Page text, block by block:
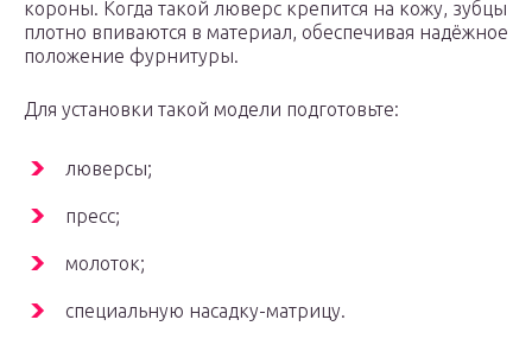
короны. Когда такой люверс крепится на кожу, зубцы
плотно впиваются в материал, обеспечивая надёжное
положение фурнитуры.
Для установки такой модели подготовьте:
люверсы;
пресс;
молоток;
специальную насадку-матрицу.